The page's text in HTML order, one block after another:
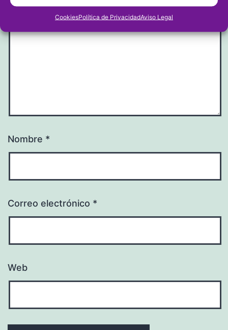
CookiesPolítica de PrivacidadAviso Legal
Comentario*
Nombre *
Correo electrónico *
Web